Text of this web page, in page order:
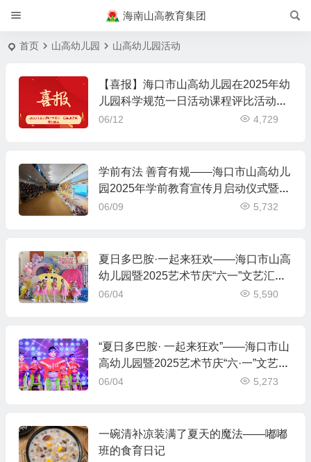
海南山高教育集团
首页 山高幼儿园 山高幼儿园活动
【喜报】海口市山高幼儿园在2025年幼
儿园科学规范一日活动课程评比活动中
荣获佳绩
06/12 4,729
学前有法 善育有规——海口市山高幼儿
园2025年学前教育宣传月启动仪式暨
《学前教育法》专题学习活动
06/09 5,732
夏日多巴胺·一起来狂欢——海口市山高
幼儿园暨2025艺术节庆“六一”文艺汇演
小班组专场
06/04 5,590
“夏日多巴胺· 一起来狂欢”——海口市山
高幼儿园暨2025艺术节庆“六·一”文艺汇
演中班组专场
06/04 5,273
一碗清补凉装满了夏天的魔法——嘟嘟
班的食育日记